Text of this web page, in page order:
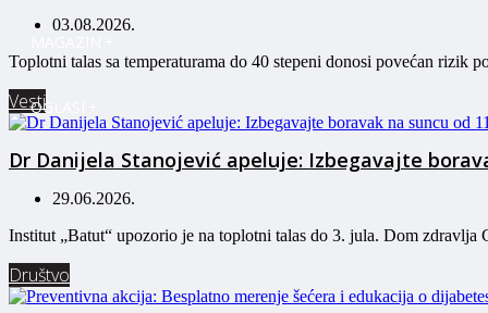
OGLASI
03.08.2026.
Toplotni talas sa temperaturama do 40 stepeni donosi povećan
Vesti
Dr Danijela Stanojević apeluje: Izbegavajte
29.06.2026.
Institut „Batut“ upozorio je na toplotni talas do 3. jula. Dom zdravlja
Društvo